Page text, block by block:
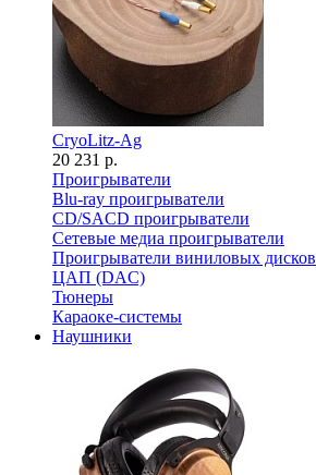
CryoLitz-Ag
20 231 р.
Проигрыватели
Blu-ray проигрыватели
CD/SACD проигрыватели
Сетевые медиа проигрыватели
Проигрыватели виниловых дисков
ЦАП (DAC)
Тюнеры
Караоке-системы
Наушники